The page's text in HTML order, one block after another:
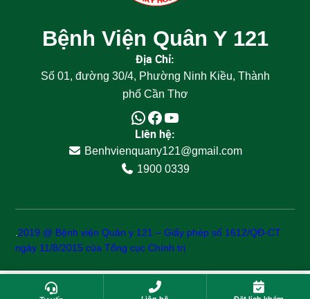
Bệnh Viện Quân Y 121
Địa Chỉ:
Số 01, đường 30/4, Phường Ninh Kiều, Thành
phố Cần Thơ
Liên hệ:
Benhvienquany121@gmail.com
1900 0339
2019 @ Bệnh viện Quân y 121 – Giấy phép số 1612/QĐ-CT
ngày 11/8/2015 của Tổng cục Chính trị